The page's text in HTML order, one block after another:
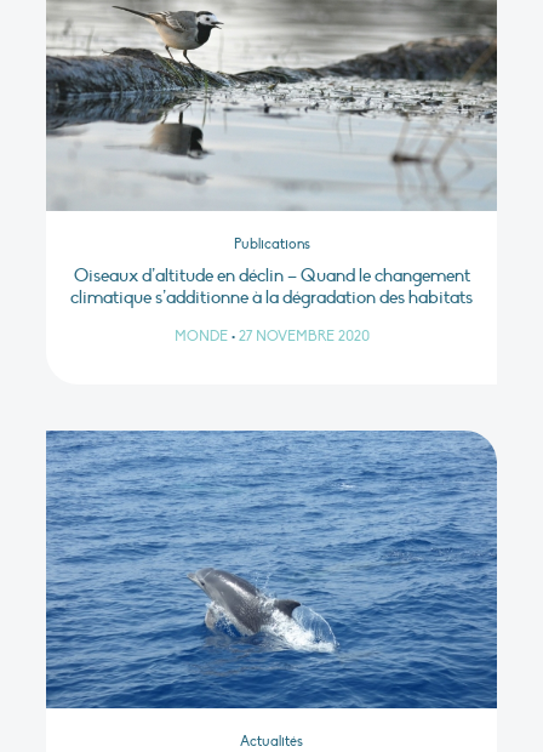
Publications
Oiseaux d’altitude en déclin – Quand le changement
climatique s’additionne à la dégradation des habitats
MONDE • 27 NOVEMBRE 2020
Actualités